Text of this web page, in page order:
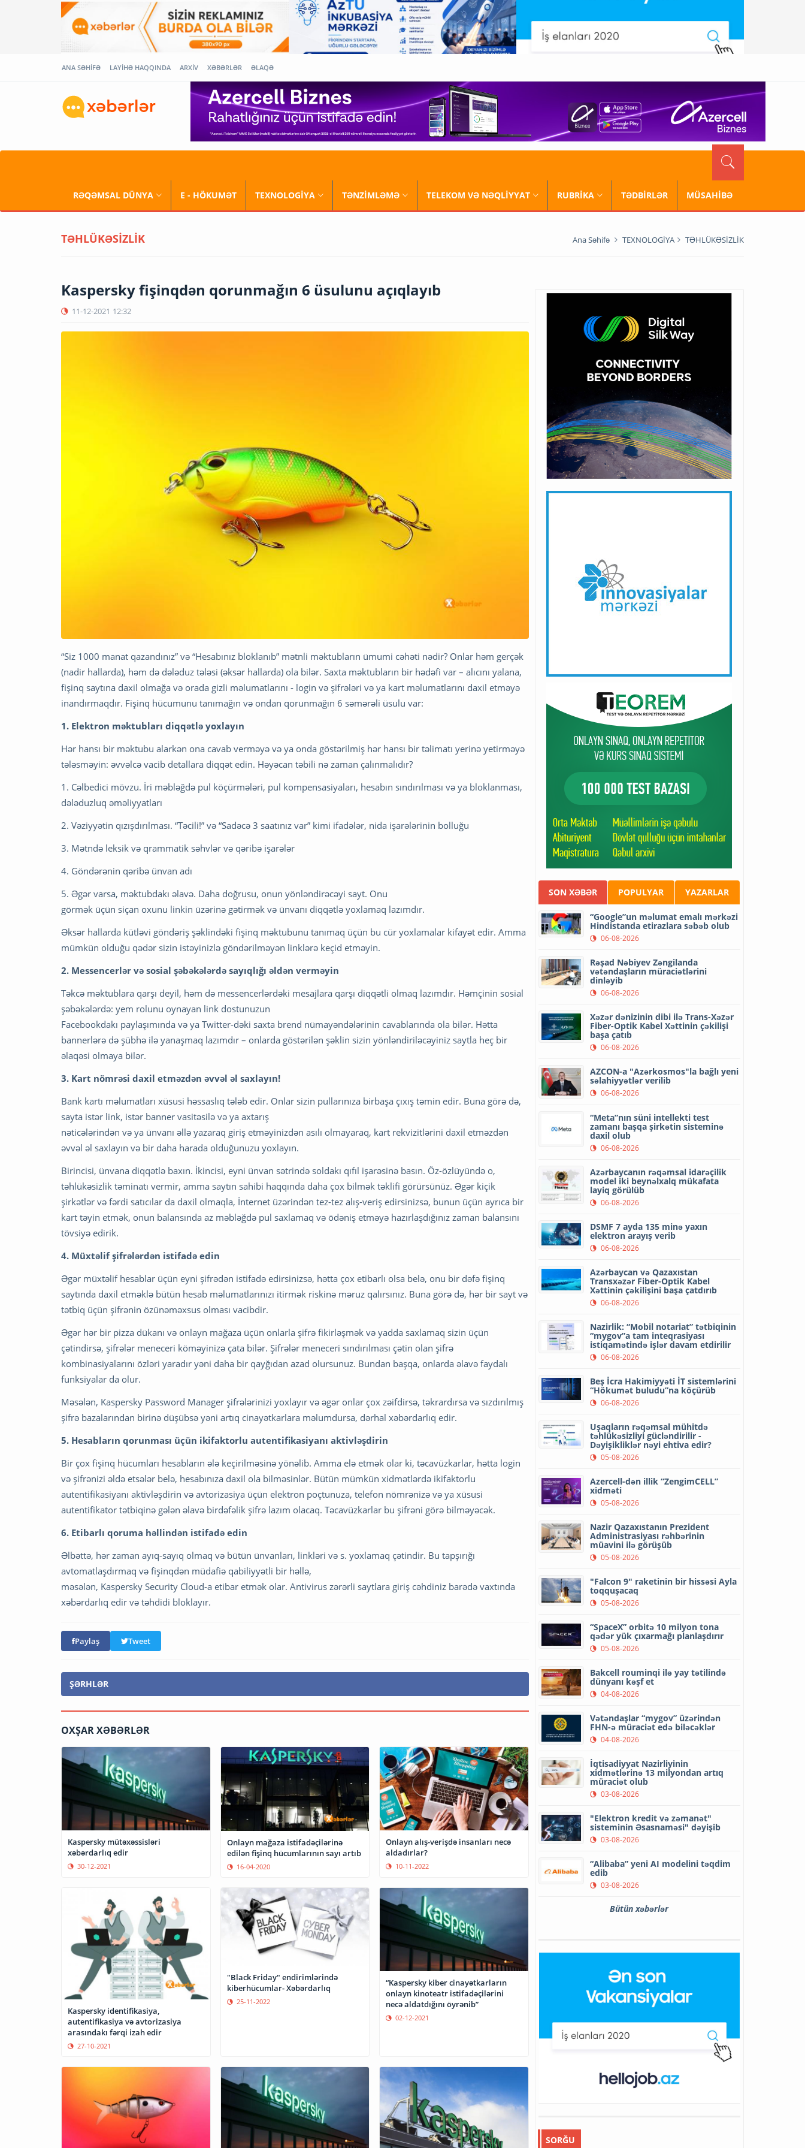
ANA SƏHİFƏ LAYİHƏ HAQQINDA ARXİV XƏBƏRLƏR ƏLAQƏ
RƏQƏMSAL DÜNYA E - HÖKUMƏT TEXNOLOGİYA TƏNZİMLƏMƏ TELEKOM VƏ NƏQLİYYAT RUBRİKA TƏDBİRLƏR MÜSAHİBƏ
TƏHLÜKƏSİZLİK Ana Səhifə TEXNOLOGİYA TƏHLÜKƏSİZLİK
Kaspersky fişinqdən qorunmağın 6 üsulunu açıqlayıb
11-12-2021 12:32
“Siz 1000 manat qazandınız” və “Hesabınız bloklanıb” mətnli məktubların ümumi cəhəti nədir? Onlar həm gerçək
(nadir hallarda), həm də dələduz tələsi (əksər hallarda) ola bilər. Saxta məktubların bir hədəfi var – alıcını yalana,
fişinq saytına daxil olmağa və orada gizli məlumatlarını - login və şifrələri və ya kart məlumatlarını daxil etməyə
inandırmaqdır. Fişinq hücumunu tanımağın və ondan qorunmağın 6 səmərəli üsulu var:
1. Elektron məktubları diqqətlə yoxlayın
Hər hansı bir məktubu alarkən ona cavab verməyə və ya onda göstərilmiş hər hansı bir təlimatı yerinə yetirməyə
tələsməyin: əvvəlcə vacib detallara diqqət edin. Həyəcan təbili nə zaman çalınmalıdır?
1. Cəlbedici mövzu. İri məbləğdə pul köçürmələri, pul kompensasiyaları, hesabın sındırılması və ya bloklanması,
dələduzluq əməliyyatları
2. Vəziyyətin qızışdırılması. “Təcili!” və “Sadəcə 3 saatınız var” kimi ifadələr, nida işarələrinin bolluğu
3. Mətndə leksik və qrammatik səhvlər və qəribə işarələr
4. Göndərənin qəribə ünvan adı
5. Əgər varsa, məktubdakı əlavə. Daha doğrusu, onun yönləndirəcəyi sayt. Onu
görmək üçün siçan oxunu linkin üzərinə gətirmək və ünvanı diqqətlə yoxlamaq lazımdır.
Əksər hallarda kütləvi göndəriş şəklindəki fişinq məktubunu tanımaq üçün bu cür yoxlamalar kifayət edir. Amma
mümkün olduğu qədər sizin istəyinizlə göndərilməyən linklərə keçid etməyin.
2. Messencerlər və sosial şəbəkələrdə sayıqlığı əldən verməyin
Təkcə məktublara qarşı deyil, həm də messencerlərdəki mesajlara qarşı diqqətli olmaq lazımdır. Həmçinin sosial
şəbəkələrdə: yem rolunu oynayan link dostunuzun
Facebookdakı paylaşımında və ya Twitter-dəki saxta brend nümayəndələrinin cavablarında ola bilər. Hətta
bannerlərə də şübhə ilə yanaşmaq lazımdır – onlarda göstərilən şəklin sizin yönləndiriləcəyiniz saytla heç bir
əlaqəsi olmaya bilər.
3. Kart nömrəsi daxil etməzdən əvvəl əl saxlayın!
Bank kartı məlumatları xüsusi həssaslıq tələb edir. Onlar sizin pullarınıza birbaşa çıxış təmin edir. Buna görə də,
sayta istər link, istər banner vasitəsilə və ya axtarış
nəticələrindən və ya ünvanı əllə yazaraq giriş etməyinizdən asılı olmayaraq, kart rekvizitlərini daxil etməzdən
əvvəl əl saxlayın və bir daha harada olduğunuzu yoxlayın.
Birincisi, ünvana diqqətlə baxın. İkincisi, eyni ünvan sətrində soldakı qıfıl işarəsinə basın. Öz-özlüyündə o,
təhlükəsizlik təminatı vermir, amma saytın sahibi haqqında daha çox bilmək təklifi görürsünüz. Əgər kiçik
şirkətlər və fərdi satıcılar da daxil olmaqla, İnternet üzərindən tez-tez alış-veriş edirsinizsə, bunun üçün ayrıca bir
kart təyin etmək, onun balansında az məbləğdə pul saxlamaq və ödəniş etməyə hazırlaşdığınız zaman balansını
tövsiyə edirik.
4. Müxtəlif şifrələrdən istifadə edin
Əgər müxtəlif hesablar üçün eyni şifrədən istifadə edirsinizsə, hətta çox etibarlı olsa belə, onu bir dəfə fişinq
saytında daxil etməklə bütün hesab məlumatlarınızı itirmək riskinə məruz qalırsınız. Buna görə də, hər bir sayt və
tətbiq üçün şifrənin özünəməxsus olması vacibdir.
Əgər hər bir pizza dükanı və onlayn mağaza üçün onlarla şifrə fikirləşmək və yadda saxlamaq sizin üçün
çətindirsə, şifrələr meneceri köməyinizə çata bilər. Şifrələr meneceri sındırılması çətin olan şifrə
kombinasiyalarını özləri yaradır yəni daha bir qayğıdan azad olursunuz. Bundan başqa, onlarda əlavə faydalı
funksiyalar da olur.
Məsələn, Kaspersky Password Manager şifrələrinizi yoxlayır və əgər onlar çox zəifdirsə, təkrardırsa və sızdırılmış
şifrə bazalarından birinə düşübsə yəni artıq cinayətkarlara məlumdursa, dərhal xəbərdarlıq edir.
5. Hesabların qorunması üçün ikifaktorlu autentifikasiyanı aktivləşdirin
Bir çox fişinq hücumları hesabların ələ keçirilməsinə yönəlib. Amma elə etmək olar ki, təcavüzkarlar, hətta login
və şifrənizi əldə etsələr belə, hesabınıza daxil ola bilməsinlər. Bütün mümkün xidmətlərdə ikifaktorlu
autentifikasiyanı aktivləşdirin və avtorizasiya üçün elektron poçtunuza, telefon nömrənizə və ya xüsusi
autentifikator tətbiqinə gələn əlavə birdəfəlik şifrə lazım olacaq. Təcavüzkarlar bu şifrəni görə bilməyəcək.
6. Etibarlı qoruma həllindən istifadə edin
Əlbəttə, hər zaman ayıq-sayıq olmaq və bütün ünvanları, linkləri və s. yoxlamaq çətindir. Bu tapşırığı
avtomatlaşdırmaq və fişinqdən müdafiə qabiliyyətli bir həllə,
məsələn, Kaspersky Security Cloud-a etibar etmək olar. Antivirus zərərli saytlara giriş cəhdiniz barədə vaxtında
xəbərdarlıq edir və təhdidi bloklayır.
Paylaş Tweet
ŞƏRHLƏR
OXŞAR XƏBƏRLƏR
Kaspersky mütəxəssisləri
xəbərdarlıq edir
30-12-2021
Onlayn mağaza istifadəçilərinə
edilən fişinq hücumlarının sayı artıb
16-04-2020
Onlayn alış-verişdə insanları necə
aldadırlar?
10-11-2022
Kaspersky identifikasiya,
autentifikasiya və avtorizasiya
arasındakı fərqi izah edir
27-10-2021
"Black Friday" endirimlərində
kiberhücumlar- Xəbərdarlıq
25-11-2022
“Kaspersky kiber cinayətkarların
onlayn kinoteatr istifadəçilərini
necə aldatdığını öyrənib”
02-12-2021
SON XƏBƏR POPULYAR YAZARLAR
“Google”un məlumat emalı mərkəzi
Hindistanda etirazlara səbəb olub
06-08-2026
Rəşad Nəbiyev Zəngilanda
vətəndaşların müraciətlərini
dinləyib
06-08-2026
Xəzər dənizinin dibi ilə Trans-Xəzər
Fiber-Optik Kabel Xəttinin çəkilişi
başa çatıb
06-08-2026
AZCON-a "Azərkosmos"la bağlı yeni
səlahiyyətlər verilib
06-08-2026
“Meta”nın süni intellekti test
zamanı başqa şirkətin sisteminə
daxil olub
06-08-2026
Azərbaycanın rəqəmsal idarəçilik
model iki beynəlxalq mükafata
layiq görülüb
06-08-2026
DSMF 7 ayda 135 minə yaxın
elektron arayış verib
06-08-2026
Azərbaycan və Qazaxıstan
Transxəzər Fiber-Optik Kabel
Xəttinin çəkilişini başa çatdırıb
06-08-2026
Nazirlik: “Mobil notariat” tətbiqinin
“mygov”a tam inteqrasiyası
istiqamətində işlər davam etdirilir
06-08-2026
Beş İcra Hakimiyyəti İT sistemlərini
“Hökumət buludu”na köçürüb
06-08-2026
Uşaqların rəqəmsal mühitdə
təhlükəsizliyi gücləndirilir -
Dəyişikliklər nəyi ehtiva edir?
05-08-2026
Azercell-dən illik “ZengimCELL”
xidməti
05-08-2026
Nazir Qazaxıstanın Prezident
Administrasiyası rəhbərinin
müavini ilə görüşüb
05-08-2026
"Falcon 9" raketinin bir hissəsi Ayla
toqquşacaq
05-08-2026
“SpaceX” orbitə 10 milyon tona
qədər yük çıxarmağı planlaşdırır
05-08-2026
Bakcell rouminqi ilə yay tətilində
dünyanı kəşf et
04-08-2026
Vətəndaşlar “mygov” üzərindən
FHN-ə müraciət edə biləcəklər
04-08-2026
İqtisadiyyat Nazirliyinin
xidmətlərinə 13 milyondan artıq
müraciət olub
03-08-2026
"Elektron kredit və zəmanət"
sisteminin Əsasnaməsi" dəyişib
03-08-2026
“Alibaba” yeni AI modelini təqdim
edib
03-08-2026
Bütün xəbərlər
SORĞU